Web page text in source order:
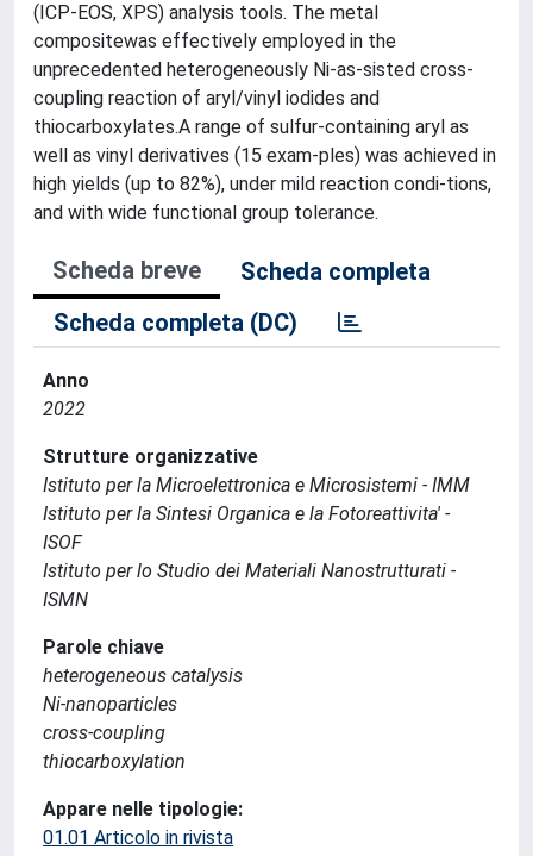
(ICP-EOS, XPS) analysis tools. The metal
compositewas effectively employed in the
unprecedented heterogeneously Ni-as-sisted cross-
coupling reaction of aryl/vinyl iodides and
thiocarboxylates.A range of sulfur-containing aryl as
well as vinyl derivatives (15 exam-ples) was achieved in
high yields (up to 82%), under mild reaction condi-tions,
and with wide functional group tolerance.
Scheda breve
Scheda completa
Scheda completa (DC)
Anno
2022
Strutture organizzative
Istituto per la Microelettronica e Microsistemi - IMM
Istituto per la Sintesi Organica e la Fotoreattivita' -
ISOF
Istituto per lo Studio dei Materiali Nanostrutturati -
ISMN
Parole chiave
heterogeneous catalysis
Ni-nanoparticles
cross-coupling
thiocarboxylation
Appare nelle tipologie:
01.01 Articolo in rivista